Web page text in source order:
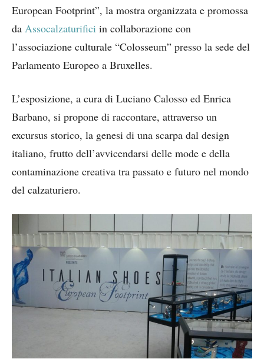
European Footprint”, la mostra organizzata e promossa
da Assocalzaturifici in collaborazione con
l’associazione culturale “Colosseum” presso la sede del
Parlamento Europeo a Bruxelles.
L’esposizione, a cura di Luciano Calosso ed Enrica
Barbano, si propone di raccontare, attraverso un
excursus storico, la genesi di una scarpa dal design
italiano, frutto dell’avvicendarsi delle mode e della
contaminazione creativa tra passato e futuro nel mondo
del calzaturiero.